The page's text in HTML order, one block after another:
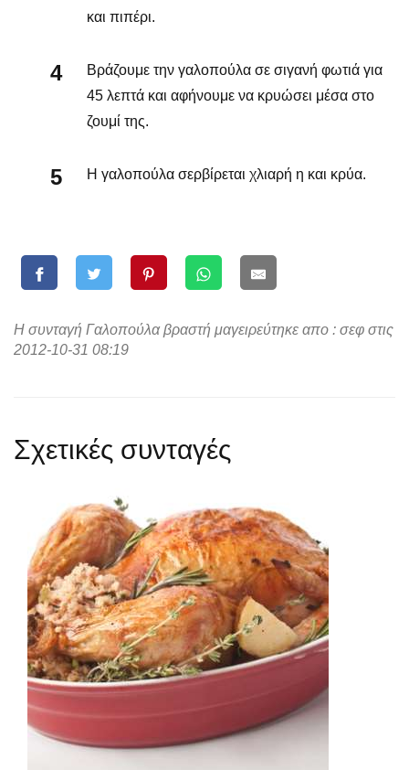
και πιπέρι.
Βράζουμε την γαλοπούλα σε σιγανή φωτιά για
45 λεπτά και αφήνουμε να κρυώσει μέσα στο
ζουμί της.
Η γαλοπούλα σερβίρεται χλιαρή η και κρύα.
Η συνταγή Γαλοπούλα βραστή μαγειρεύτηκε απο : σεφ στις
2012-10-31 08:19
Σχετικές συνταγές